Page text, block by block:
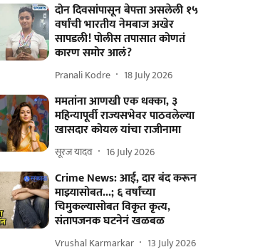
दोन दिवसांपासून बेपत्ता असलेली १५
वर्षांची भारतीय नेमबाज अखेर
सापडली! पोलीस तपासात कोणतं
कारण समोर आलं?
Pranali Kodre 18 July 2026
ममतांना आणखी एक धक्का, ३
महिन्यापूर्वी राज्यसभेवर पाठवलेल्या
खासदार कोयल यांचा राजीनामा
सूरज यादव 16 July 2026
Crime News: आई, दार बंद करून
माझ्यासोबत...; ६ वर्षांच्या
चिमुकल्यासोबत विकृत कृत्य,
संतापजनक घटनेनं खळबळ
Vrushal Karmarkar 13 July 2026